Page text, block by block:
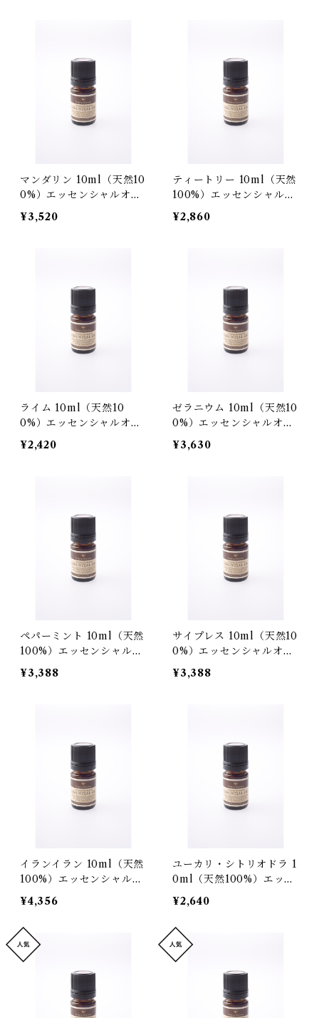
マンダリン 10ml（天然10
0%）エッセンシャルオイ
ル
¥3,520
ティートリー 10ml（天然
100%）エッセンシャルオ
イル
¥2,860
ライム 10ml（天然10
0%）エッセンシャルオイ
ル
¥2,420
ゼラニウム 10ml（天然10
0%）エッセンシャルオイ
ル
¥3,630
ペパーミント 10ml（天然
100%）エッセンシャルオ
イル
¥3,388
サイプレス 10ml（天然10
0%）エッセンシャルオイ
ル
¥3,388
イランイラン 10ml（天然
100%）エッセンシャルオ
イル
¥4,356
ユーカリ・シトリオドラ 1
0ml（天然100%）エッセ
ンシャルオイル
¥2,640